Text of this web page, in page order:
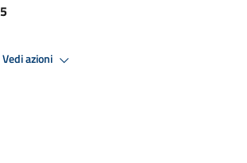
Vedi azioni